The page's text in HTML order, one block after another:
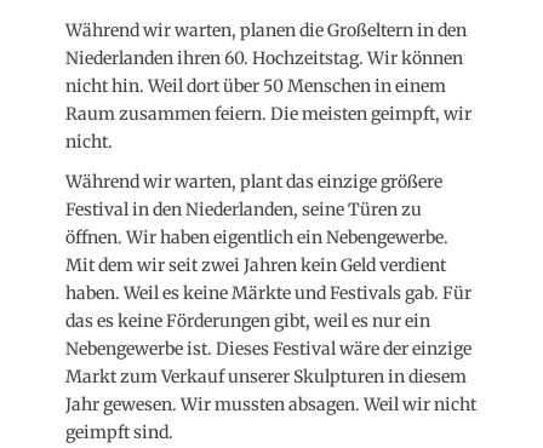
Während wir warten, planen die Großeltern in den
Niederlanden ihren 60. Hochzeitstag. Wir können
nicht hin. Weil dort über 50 Menschen in einem
Raum zusammen feiern. Die meisten geimpft, wir
nicht.
Während wir warten, plant das einzige größere
Festival in den Niederlanden, seine Türen zu
öffnen. Wir haben eigentlich ein Nebengewerbe.
Mit dem wir seit zwei Jahren kein Geld verdient
haben. Weil es keine Märkte und Festivals gab. Für
das es keine Förderungen gibt, weil es nur ein
Nebengewerbe ist. Dieses Festival wäre der einzige
Markt zum Verkauf unserer Skulpturen in diesem
Jahr gewesen. Wir mussten absagen. Weil wir nicht
geimpft sind.